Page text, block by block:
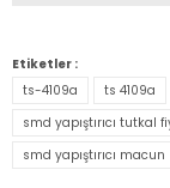
konularda
kullanarak
Görüş ve
Ürün resmi
Etiketler :
ts-4109a
ts 4109a
smd yapıştırıcı tutkal
smd yapıştırıcı macun